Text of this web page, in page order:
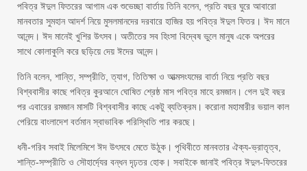
পবিত্র ঈদুল ফিতরের আগাম এক শুভেচ্ছা বার্তায় তিনি বলেন, প্রতি বছর ঘুরে আবারো
মানবতার সুমহান আদর্শ নিয়ে মুসলমানদের দরবারে হাজির হয় পবিত্র ঈদুল ফিতর। ঈদ মানে
আনন্দ। ঈদ মানেই খুশির উৎসব। অতীতের সব হিংসা বিদ্বেষ ভুলে মানুষ একে অপরের
সাথে কোলাকুলি করে ছড়িয়ে দেয় ঈদের আনন্দ।
তিনি বলেন, শান্তি, সম্প্রীতি, ত্যাগ, তিতিক্ষা ও আত্মসংযমের বার্তা নিয়ে প্রতি বছর
বিশ্ববাসীর কাছে পবিত্র কুরআনে ঘোষিত শ্রেষ্ঠ মাস পবিত্র মাহে রমজান। গেল দুই বছর
পর এবারের রমজান মাসটি বিশ্ববাসীর কাছে একটু ব্যতিক্রম। করোনা মহামারীর ভয়াল কাল
পেরিয়ে বাংলাদেশ বর্তমান স্বাভাবিক পরিস্থিতি পার করছে।
ধনী-গরিব সবাই মিলেমিশে ঈদ উৎসবে মেতে উঠুক। পৃথিবীতে মানবতার ঐক্য-ভ্রাতৃত্ব,
শান্তি-সম্প্রীতি ও সৌহার্দ্যের বন্ধন দৃঢ়তর হোক। সবাইকে জানাই পবিত্র ঈদুল-ফিতরের